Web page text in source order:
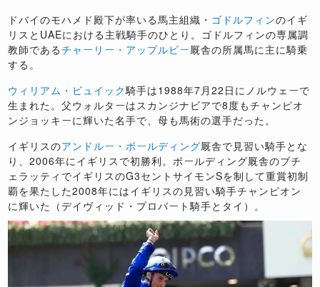
ドバイのモハメド殿下が率いる馬主組織・ ゴドルフィンのイギ
リスとUAEにおける主戦騎手のひとり。ゴドルフィンの専属調
教師であるチャーリー・アップルビー厩舎の所属馬に主に騎乗
する。
ウィリアム・ビュイック騎手は1988年7月22日にノルウェーで
生まれた。父ウォルターはスカンジナビアで8度もチャンピオ
ンジョッキーに輝いた名手で、母も馬術の選手だった。
イギリスのアンドルー・ボールディング厩舎で見習い騎手とな
り、2006年にイギリスで初勝利。ボールディング厩舎のブチ
ェラッティでイギリスのG3セントサイモンSを制して重賞初制
覇を果たした2008年にはイギリスの見習い騎手チャンピオン
に輝いた（デイヴィッド・プロバート騎手とタイ）。